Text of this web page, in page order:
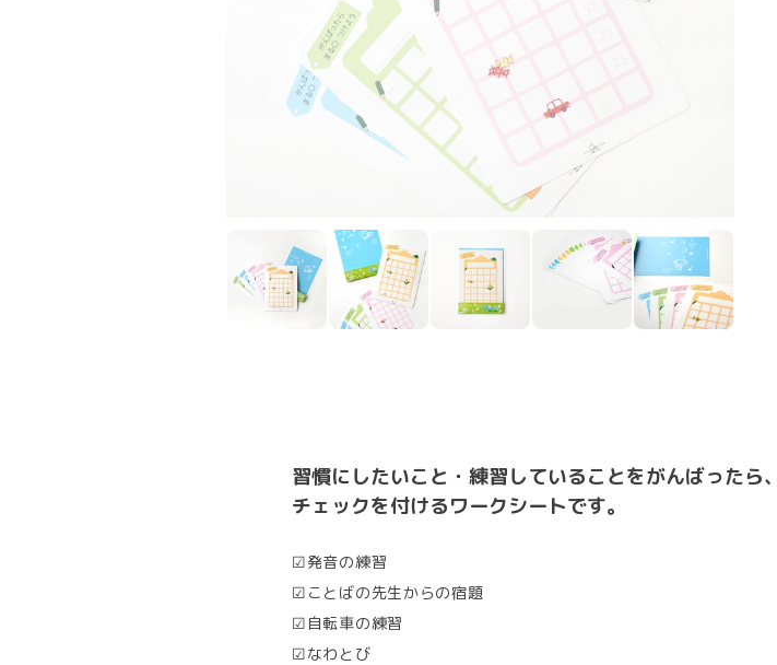
習慣にしたいこと・練習していることをがんばったら、
チェックを付けるワークシートです。
☑︎発音の練習
☑︎ことばの先生からの宿題
☑︎自転車の練習
お名前を書く欄と「がんばること」を書く欄があります。
ぜひ、コトリドリルシリーズと一緒にどうぞ。
＊サイズ・内容＊